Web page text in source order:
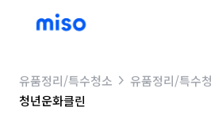
유품정리/특수청소
유품정리/특수
청년운화클린